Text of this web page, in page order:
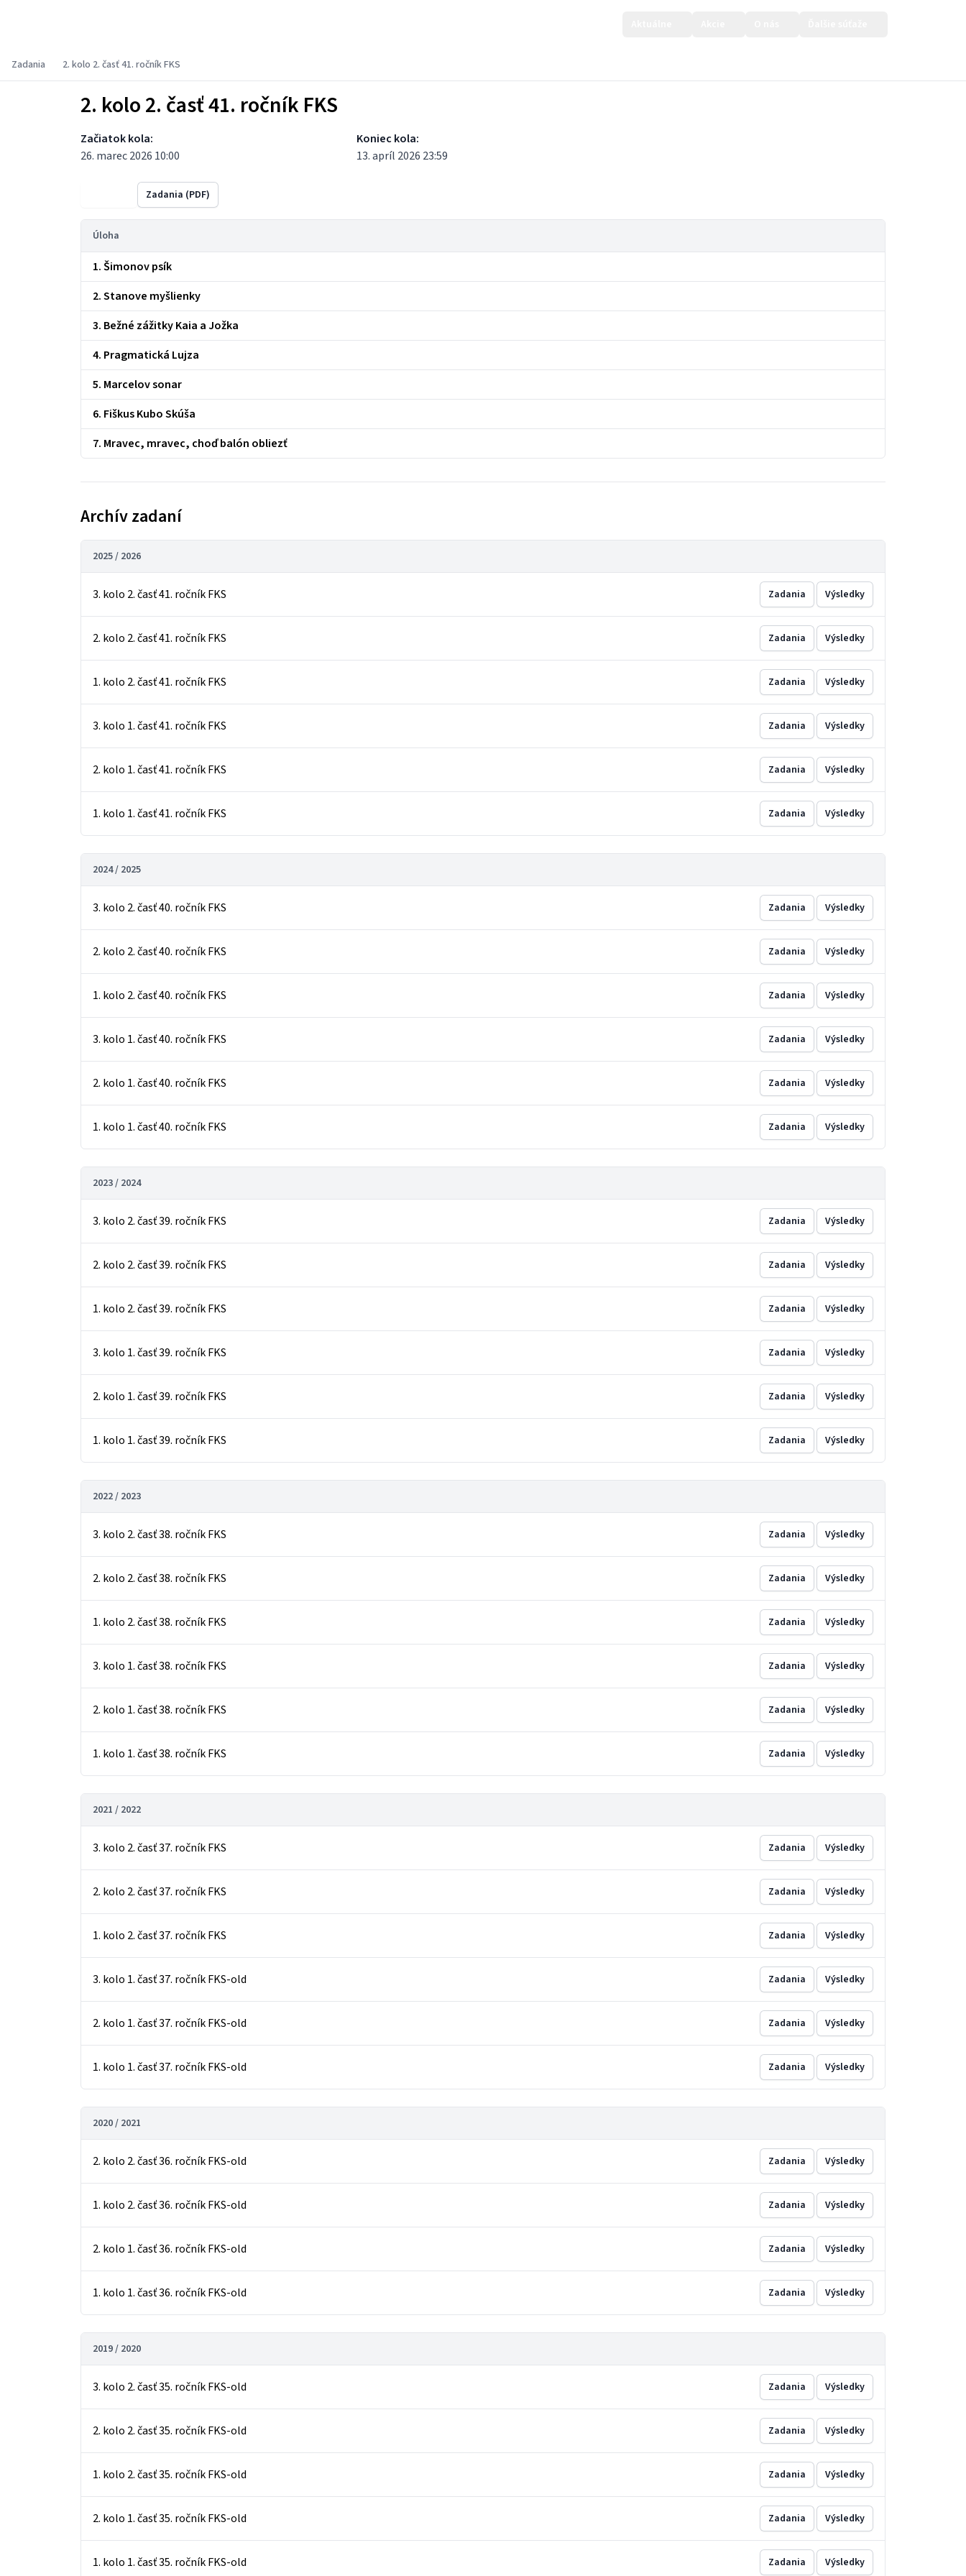
Zadania 2. kolo 2. časť 41. ročník FKS
2. kolo 2. časť 41. ročník FKS
Začiatok kola:
26. marec 2026 10:00
Koniec kola:
13. apríl 2026 23:59
Zadania (PDF)
Úloha
1. Šimonov psík
2. Stanove myšlienky
3. Bežné zážitky Kaia a Jožka
4. Pragmatická Lujza
5. Marcelov sonar
6. Fiškus Kubo Skúša
7. Mravec, mravec, choď balón obliezť
Archív zadaní
2025 / 2026
3. kolo 2. časť 41. ročník FKS Zadania Výsledky
2. kolo 2. časť 41. ročník FKS Zadania Výsledky
1. kolo 2. časť 41. ročník FKS Zadania Výsledky
3. kolo 1. časť 41. ročník FKS Zadania Výsledky
2. kolo 1. časť 41. ročník FKS Zadania Výsledky
1. kolo 1. časť 41. ročník FKS Zadania Výsledky
2024 / 2025
3. kolo 2. časť 40. ročník FKS Zadania Výsledky
2. kolo 2. časť 40. ročník FKS Zadania Výsledky
1. kolo 2. časť 40. ročník FKS Zadania Výsledky
3. kolo 1. časť 40. ročník FKS Zadania Výsledky
2. kolo 1. časť 40. ročník FKS Zadania Výsledky
1. kolo 1. časť 40. ročník FKS Zadania Výsledky
2023 / 2024
3. kolo 2. časť 39. ročník FKS Zadania Výsledky
2. kolo 2. časť 39. ročník FKS Zadania Výsledky
1. kolo 2. časť 39. ročník FKS Zadania Výsledky
3. kolo 1. časť 39. ročník FKS Zadania Výsledky
2. kolo 1. časť 39. ročník FKS Zadania Výsledky
1. kolo 1. časť 39. ročník FKS Zadania Výsledky
2022 / 2023
3. kolo 2. časť 38. ročník FKS Zadania Výsledky
2. kolo 2. časť 38. ročník FKS Zadania Výsledky
1. kolo 2. časť 38. ročník FKS Zadania Výsledky
3. kolo 1. časť 38. ročník FKS Zadania Výsledky
2. kolo 1. časť 38. ročník FKS Zadania Výsledky
1. kolo 1. časť 38. ročník FKS Zadania Výsledky
2021 / 2022
3. kolo 2. časť 37. ročník FKS Zadania Výsledky
2. kolo 2. časť 37. ročník FKS Zadania Výsledky
1. kolo 2. časť 37. ročník FKS Zadania Výsledky
3. kolo 1. časť 37. ročník FKS-old Zadania Výsledky
2. kolo 1. časť 37. ročník FKS-old Zadania Výsledky
1. kolo 1. časť 37. ročník FKS-old Zadania Výsledky
2020 / 2021
2. kolo 2. časť 36. ročník FKS-old Zadania Výsledky
1. kolo 2. časť 36. ročník FKS-old Zadania Výsledky
2. kolo 1. časť 36. ročník FKS-old Zadania Výsledky
1. kolo 1. časť 36. ročník FKS-old Zadania Výsledky
2019 / 2020
3. kolo 2. časť 35. ročník FKS-old Zadania Výsledky
2. kolo 2. časť 35. ročník FKS-old Zadania Výsledky
1. kolo 2. časť 35. ročník FKS-old Zadania Výsledky
2. kolo 1. časť 35. ročník FKS-old Zadania Výsledky
1. kolo 1. časť 35. ročník FKS-old Zadania Výsledky